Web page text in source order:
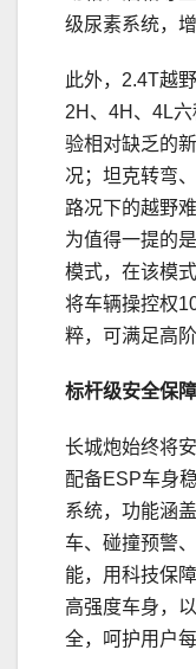
级尿素系统，
此外，2.4T越
2H、4H、4L
验相对缺乏的
况；坦克转弯
路况下的越野
为值得一提的
模式，在该模
将车辆操控权
粹，可满足高
标杆级安全保障
长城炮始终将
配备ESP车身
系统，功能涵
车、碰撞预警
能，用科技保
高强度车身，
全，呵护用户